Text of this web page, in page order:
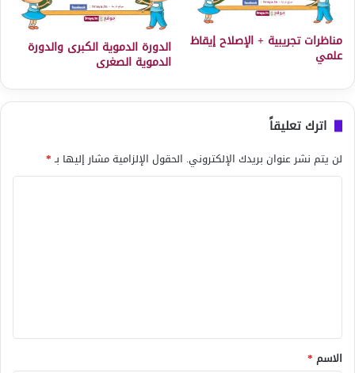
مناظرات تجريبية + الإصلاح إيقاظ
علمي الدورة الدموية الكبرى والدورة
الدموية الصغرى
اترك تعليقاً
لن يتم نشر عنوان بريدك الإلكتروني. الحقول الإلزامية مشار إليها بـ*
*
الاسم *